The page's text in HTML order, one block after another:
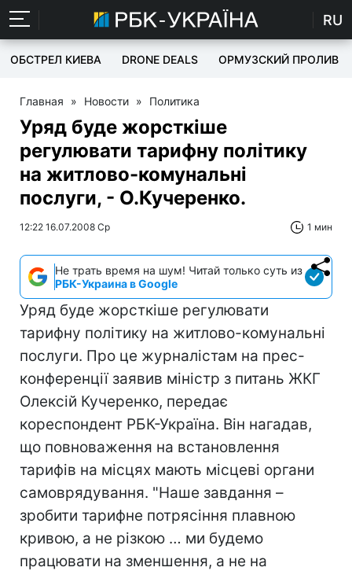
RU
ОБСТРЕЛ КИЕВА DRONE DEALS ОРМУЗСКИЙ ПРОЛИВ
Главная » Новости » Политика
Уряд буде жорсткіше
регулювати тарифну політику
на житлово-комунальні
послуги, - О.Кучеренко.
12:22 16.07.2008 Ср 1 мин
Не трать время на шум! Читай только суть из
РБК-Украина в Google
Уряд буде жорсткіше регулювати
тарифну політику на житлово-комунальні
послуги. Про це журналістам на прес-
конференції заявив міністр з питань ЖКГ
Олексій Кучеренко, передає
кореспондент РБК-Україна. Він нагадав,
що повноваження на встановлення
тарифів на місцях мають місцеві органи
самоврядування. "Наше завдання –
зробити тарифне потрясіння плавною
кривою, а не різкою … ми будемо
працювати на зменшення, а не на